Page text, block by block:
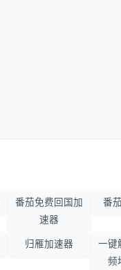
番茄免费回国加
速器
番
归雁加速器
一键
频